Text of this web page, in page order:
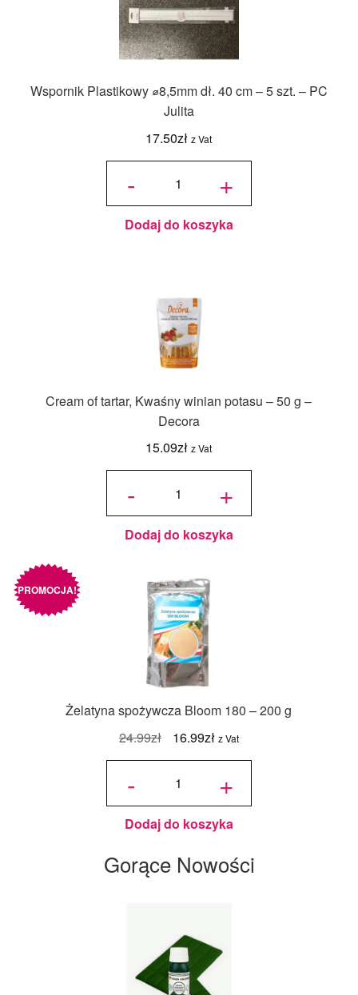
Wspornik Plastikowy ⌀8,5mm dł. 40 cm – 5 szt. – PC
Julita
17.50zł z Vat
-
ilość
⌀8,5mm
dł. 40 cm
PC Julita +
Dodaj do koszyka
Cream of tartar, Kwaśny winian potasu – 50 g –
Decora
15.09zł z Vat
-
ilość
Kwaśny
winian
potasu -
50 g -
Decora
+
Dodaj do koszyka
Żelatyna spożywcza Bloom 180 – 200 g
PROMOCJA!
24.99zł
Pierwotna
cena
wynosiła:
16.99złAktualna
cena
16.99zł.
z Vat
-
ilość
Bloom 180
- 200 g +
Dodaj do koszyka
Gorące Nowości